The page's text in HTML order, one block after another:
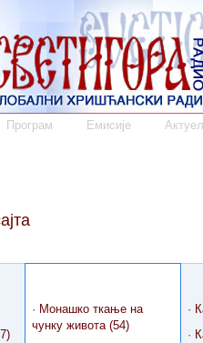
Програм Емисије
· Монашко ткање на
чунку живота (54)
·
·